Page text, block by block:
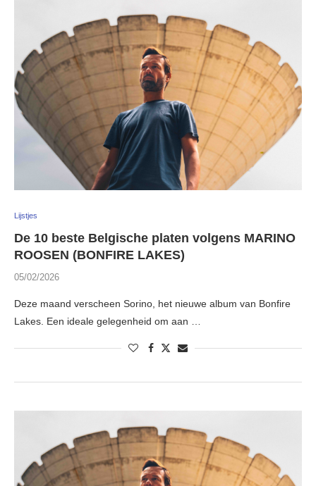
Lijstjes
De 10 beste Belgische platen volgens MARINO
ROOSEN (BONFIRE LAKES)
05/02/2026
Deze maand verscheen Sorino, het nieuwe album van Bonfire
Lakes. Een ideale gelegenheid om aan …